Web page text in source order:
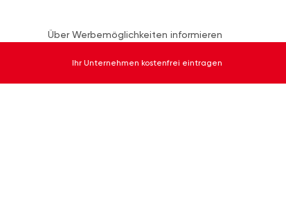
Über Werbemöglichkeiten informieren
Ihr Unternehmen kostenfrei eintragen